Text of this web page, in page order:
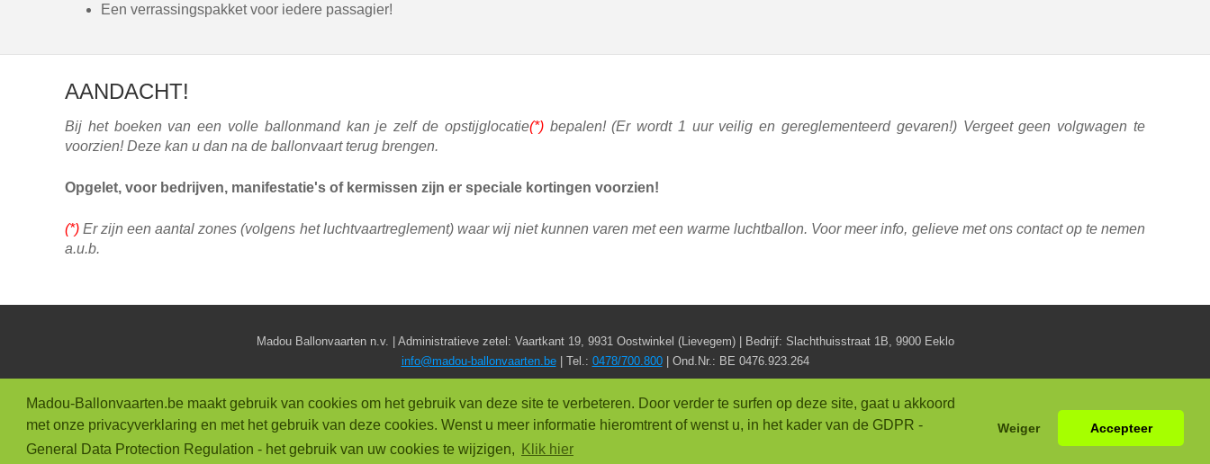
Madou-Ballonvaarten.be maakt gebruik van cookies om het gebruik van deze site te verbeteren. Door verder te surfen op deze site, gaat u akkoord
met onze privacyverklaring en met het gebruik van deze cookies. Wenst u meer informatie hieromtrent of wenst u, in het kader van de GDPR -
General Data Protection Regulation - het gebruik van uw cookies te wijzigen,
Klik hier
Weiger Accepteer
Een verrassingspakket voor iedere passagier!
AANDACHT!
Bij het boeken van een volle ballonmand kan je zelf de opstijglocatie(*)bepalen! (Er wordt 1 uur veilig en gereglementeerd gevaren!) Vergeet geen volgwagen te
voorzien! Deze kan u dan na de ballonvaart terug brengen.
Opgelet, voor bedrijven, manifestatie's of kermissen zijn er speciale kortingen voorzien!
(*) Er zijn een aantal zones (volgens het luchtvaartreglement) waar wij niet kunnen varen met een warme luchtballon. Voor meer info, gelieve met ons contact op te nemen
a.u.b.
Madou Ballonvaarten n.v. | Administratieve zetel: Vaartkant 19, 9931 Oostwinkel (Lievegem) | Bedrijf: Slachthuisstraat 1B, 9900 Eeklo
info@madou-ballonvaarten.be| Tel.: 0478/700.800| Ond.Nr.: BE 0476.923.264
ALGEMENE VOORWAARDEN | PRIVACYVERKLARING | COOKIEBELEID